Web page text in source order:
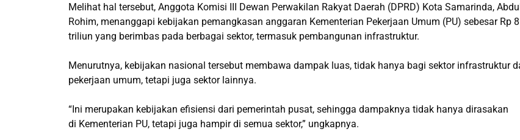
Melihat hal tersebut, Anggota Komisi III Dewan Perwakilan Rakyat Daerah (DPRD) Kota Samarinda,
Rohim, menanggapi kebijakan pemangkasan anggaran Kementerian Pekerjaan Umum (PU) sebesar Rp
triliun yang berimbas pada berbagai sektor, termasuk pembangunan infrastruktur.
Menurutnya, kebijakan nasional tersebut membawa dampak luas, tidak hanya bagi sektor infrastruktur
pekerjaan umum, tetapi juga sektor lainnya.
“Ini merupakan kebijakan efisiensi dari pemerintah pusat, sehingga dampaknya tidak hanya dirasakan
di Kementerian PU, tetapi juga hampir di semua sektor,” ungkapnya.